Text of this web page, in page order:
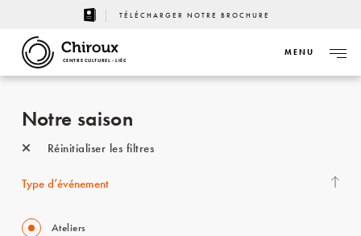
TÉLÉCHARGER NOTRE BROCHURE
CENTRE CULTUREL - LIÈGE
MENU
Notre saison
Réinitialiser les filtres
Type d’événement
Ateliers